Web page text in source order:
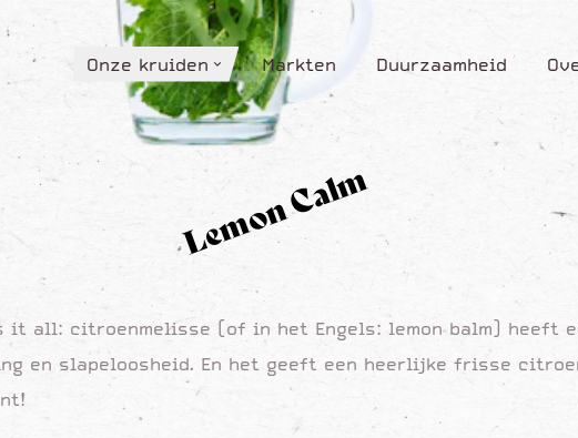
Onze kruiden Markten Duurzaamheid
Onze kruiden Markten
Lemon Calm
it all: citroenmelisse (of in het Engels: lemon balm) heeft
en slapeloosheid. En het geeft een heerlijke frisse